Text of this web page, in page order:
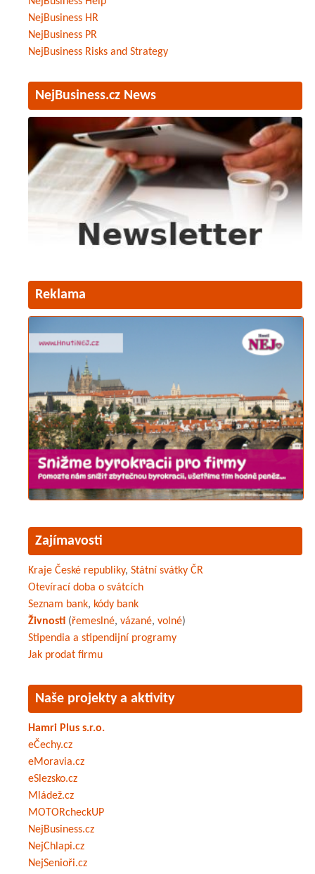
NejBusiness HR
NejBusiness PR
NejBusiness Risks and Strategy
NejBusiness.cz News
Reklama
Zajímavosti
Kraje České republiky, Státní svátky ČR
Otevírací doba o svátcích
Seznam bank, kódy bank
Živnosti (řemeslné, vázané, volné)
Stipendia a stipendijní programy
Jak prodat firmu
Naše projekty a aktivity
Hamri Plus s.r.o.
eČechy.cz
eMoravia.cz
eSlezsko.cz
Mládež.cz
MOTORcheckUP
NejBusiness.cz
NejChlapi.cz
NejSenioři.cz